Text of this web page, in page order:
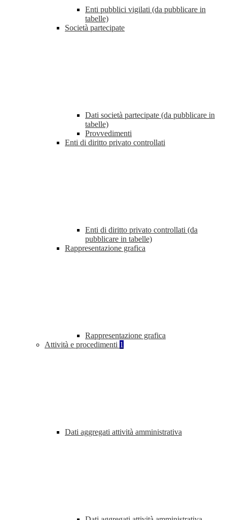
Enti pubblici vigilati (da pubblicare in
tabelle)
Società partecipate
Dati società partecipate (da pubblicare in
tabelle)
Provvedimenti
Enti di diritto privato controllati
Enti di diritto privato controllati (da
pubblicare in tabelle)
Rappresentazione grafica
Rappresentazione grafica
Attività e procedimenti 1
Dati aggregati attività amministrativa